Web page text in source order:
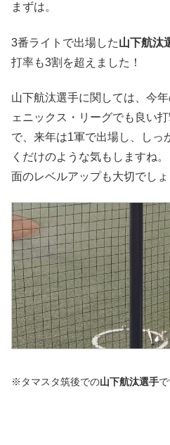
まずは。
3番ライトで出場した山下航汰
打率も3割を超えました！
山下航汰選手に関しては、今
ェニックス・リーグでも良い
で、来年は1軍で出場し、しっ
くだけのような気もしますね
面のレベルアップも大切でしょ
※タマスタ筑後での山下航汰選手で